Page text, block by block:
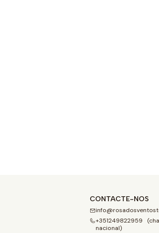
CONTACTE-NOS
+351249822959
nacional)